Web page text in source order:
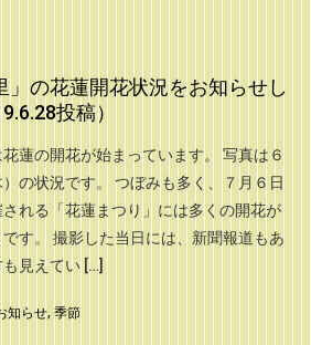
」の花蓮開花状況をお知らせし
投稿）
蓮の開花が始まっています。 写真は６
）の状況です。 つぼみも多く、７月６日
される「花蓮まつり」には多くの開花が
す。 撮影した当日には、新聞報道もあ
見えてい […]
知らせ, 季節